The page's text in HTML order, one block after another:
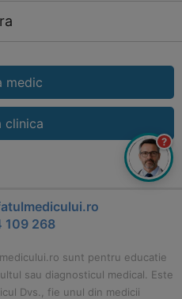
medic
clinica
109 268
sunt pentru educatie
sau diagnosticul medical. Este
Dvs., fie unul din medicii
?